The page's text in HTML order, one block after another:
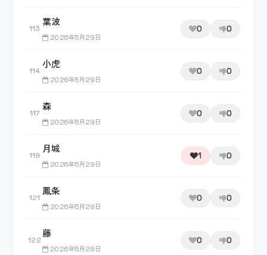
113
葉波
2026年5月29日
0 0
114
小虎
2026年5月29日
0 0
117
森
2026年5月29日
0 0
119
月城
2026年5月29日
1 0
121
鳳条
2026年5月29日
0 0
122
藤
2026年5月29日
0 0